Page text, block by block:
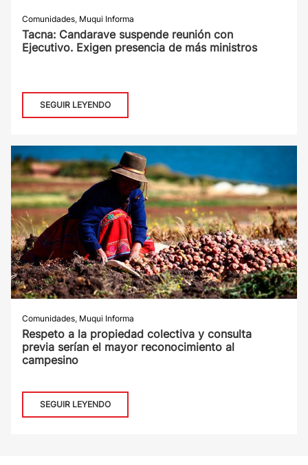
Comunidades, Muqui Informa
Tacna: Candarave suspende reunión con
Ejecutivo. Exigen presencia de más ministros
SEGUIR LEYENDO
Comunidades, Muqui Informa
Respeto a la propiedad colectiva y consulta
previa serían el mayor reconocimiento al
campesino
SEGUIR LEYENDO